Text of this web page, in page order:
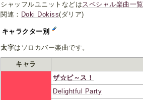
シャッフルユニットなどはスペシャル楽曲一覧
関連： Doki Dokiss(ダリア)
キャラクター別
太字はソロカバー楽曲です。
キャラ
ザ☆ピ～ス！
Delightful Party